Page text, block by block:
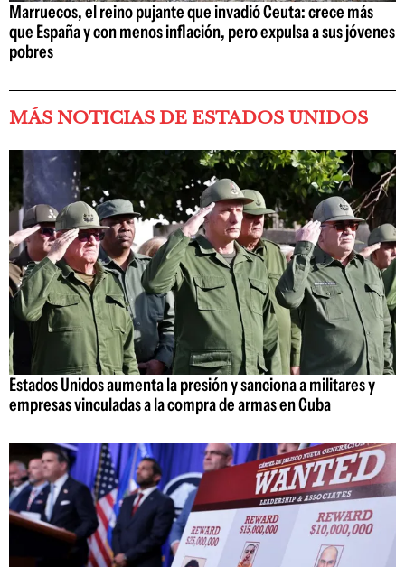
Marruecos, el reino pujante que invadió Ceuta: crece más
que España y con menos inflación, pero expulsa a sus jóvenes
pobres
MÁS NOTICIAS DE ESTADOS UNIDOS
Estados Unidos aumenta la presión y sanciona a militares y
empresas vinculadas a la compra de armas en Cuba